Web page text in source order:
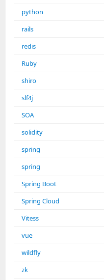
python
rails
redis
Ruby
shiro
slf4j
SOA
solidity
spring
spring
Spring Boot
Spring Cloud
Vitess
vue
wildfly
zk